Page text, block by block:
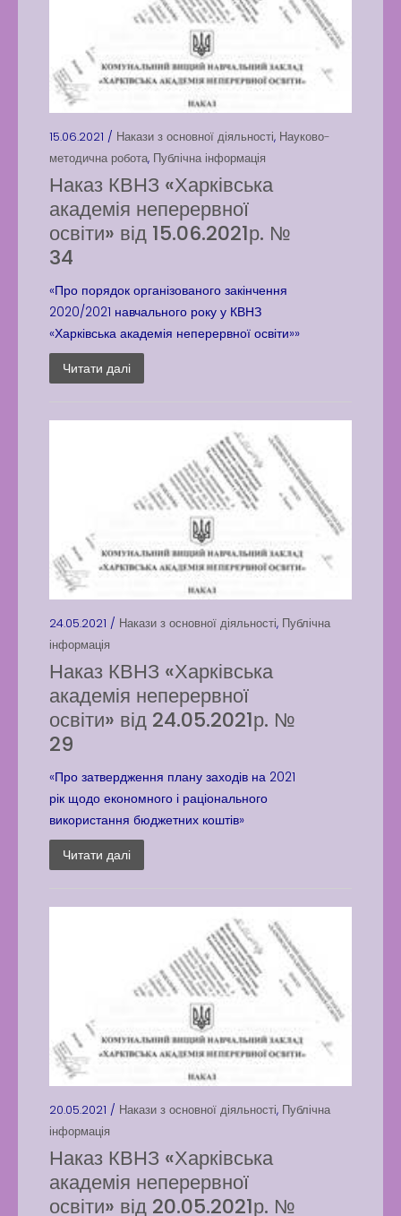
15.06.2021 / Накази з основної діяльності, Науково-
методична робота, Публічна інформація
Наказ КВНЗ «Харківська
академія неперервної
освіти» від 15.06.2021р. №
34
«Про порядок організованого закінчення
2020/2021 навчального року у КВНЗ
«Харківська академія неперервної освіти»»
Читати далі
24.05.2021 / Накази з основної діяльності, Публічна
інформація
Наказ КВНЗ «Харківська
академія неперервної
освіти» від 24.05.2021р. №
29
«Про затвердження плану заходів на 2021
рік щодо економного і раціонального
використання бюджетних коштів»
Читати далі
20.05.2021 / Накази з основної діяльності, Публічна
інформація
Наказ КВНЗ «Харківська
академія неперервної
освіти» від 20.05.2021р. №